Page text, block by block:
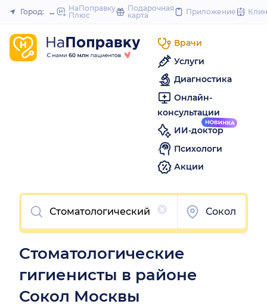
to
Закрыть
Город: МоскваНаПоправку
Плюс
Подарочная
карта
Приложение
Врачи
Услуги
Диагностика
Онлайн-
консультации
ИИ-доктор
Психологи
Акции
Очистить
Сокол
Стоматологические
гигиенисты в районе
Сокол Москвы